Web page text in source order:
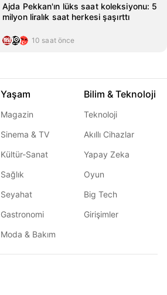
Ajda Pekkan'ın lüks saat koleksiyonu: 5
milyon liralık saat herkesi şaşırttı
10 saat önce
Yaşam
Magazin
Sinema & TV
Kültür-Sanat
Sağlık
Seyahat
Gastronomi
Moda & Bakım
Bilim & Teknoloji
Teknoloji
Akıllı Cihazlar
Yapay Zeka
Oyun
Big Tech
Girişimler